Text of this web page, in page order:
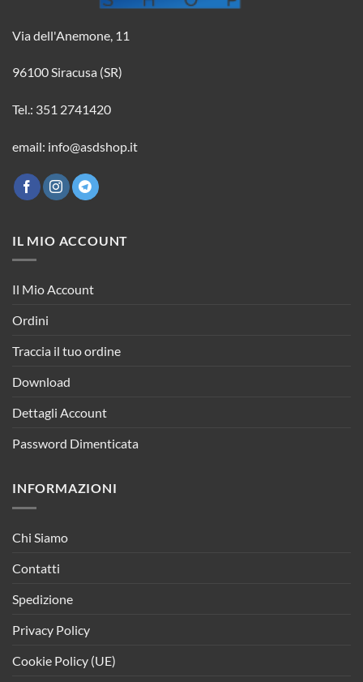
Via dell'Anemone, 11
96100 Siracusa (SR)
Tel.: 351 2741420
email: info@asdshop.it
IL MIO ACCOUNT
Il Mio Account
Ordini
Traccia il tuo ordine
Download
Dettagli Account
Password Dimenticata
INFORMAZIONI
Chi Siamo
Contatti
Spedizione
Privacy Policy
Cookie Policy (UE)